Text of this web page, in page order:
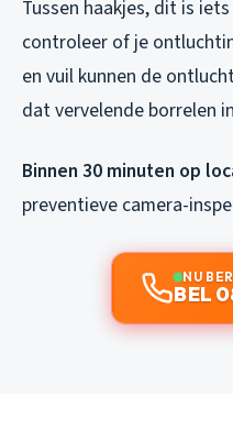
Tussen haakjes, dit is
controleer of je
en vuil kunnen de
dat vervelende borrelen
Binnen 30 minuten op
preventieve camera-
NU
BEL